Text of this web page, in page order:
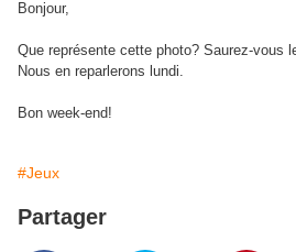
Bonjour,
Que représente cette photo? Saurez-vous
Nous en reparlerons lundi.
Bon week-end!
#Jeux
Partager